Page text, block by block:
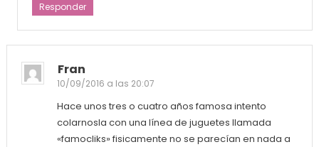
Responder
Fran
10/09/2016 a las 20:07
Hace unos tres o cuatro años famosa intento
colarnosla con una línea de juguetes llamada
«famocliks» fisicamente no se parecían en nada a